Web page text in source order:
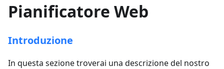
Pianificatore Web
Introduzione
In questa sezione troverai una descrizione del nostro